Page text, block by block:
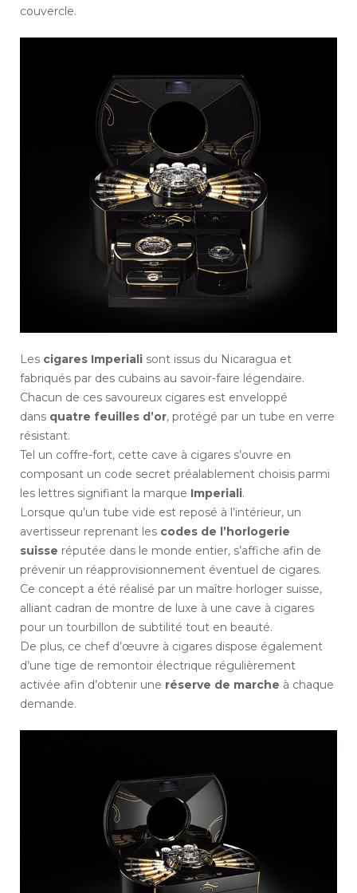
couvercle.
Les cigares Imperiali sont issus du Nicaragua et
fabriqués par des cubains au savoir-faire légendaire.
Chacun de ces savoureux cigares est enveloppé
dans quatre feuilles d’or, protégé par un tube en verre
résistant.
Tel un coffre-fort, cette cave à cigares s’ouvre en
composant un code secret préalablement choisis parmi
les lettres signifiant la marque Imperiali.
Lorsque qu’un tube vide est reposé à l’intérieur, un
avertisseur reprenant les codes de l’horlogerie
suisse réputée dans le monde entier, s’affiche afin de
prévenir un réapprovisionnement éventuel de cigares.
Ce concept a été réalisé par un maître horloger suisse,
alliant cadran de montre de luxe à une cave à cigares
pour un tourbillon de subtilité tout en beauté.
De plus, ce chef d’œuvre à cigares dispose également
d’une tige de remontoir électrique régulièrement
activée afin d’obtenir une réserve de marche à chaque
demande.